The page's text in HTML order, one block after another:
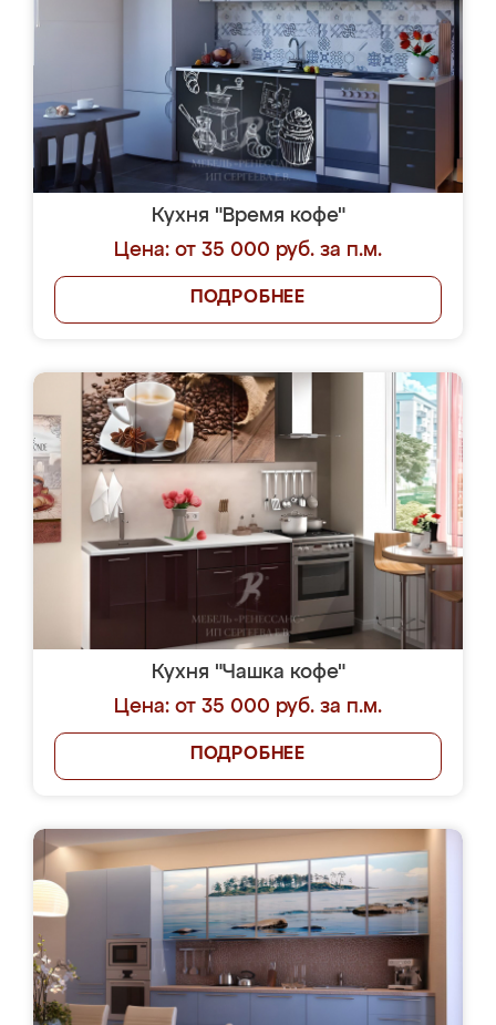
Кухня "Время кофе"
Цена: от 35 000 руб. за п.м.
ПОДРОБНЕЕ
Кухня "Чашка кофе"
Цена: от 35 000 руб. за п.м.
ПОДРОБНЕЕ